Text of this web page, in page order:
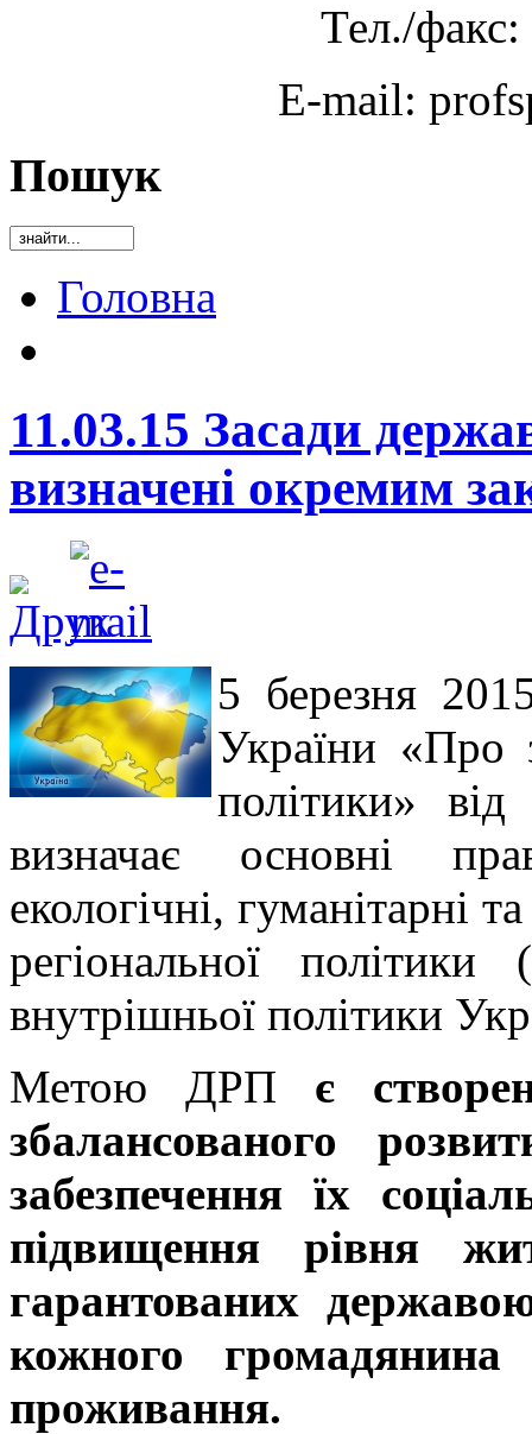
Тел./
E-mail:
Пошук
Головна
11.03.15 Засади
визначені окремим
5 березня
України «Про
політики»
визначає основні
екологічні, гуманітарні
регіональної
внутрішньої політики
Метою ДРП є
збалансованого
забезпечення їх
підвищення рівня
гарантованих
кожного
проживання.